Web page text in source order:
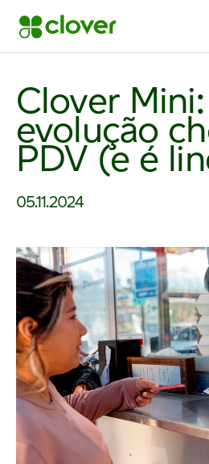
Clover
evolução
PDV (e é
05.11.2024